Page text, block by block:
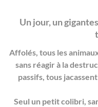
Un jour, un
Affolés, tous les
sans réagir à la
passifs, tous
Seul un petit colibri,